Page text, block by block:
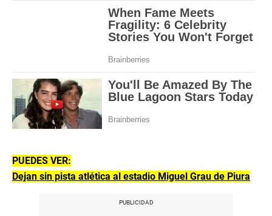
PUEDES VER:
Dejan sin pista atlética al estadio Miguel Grau de Piura